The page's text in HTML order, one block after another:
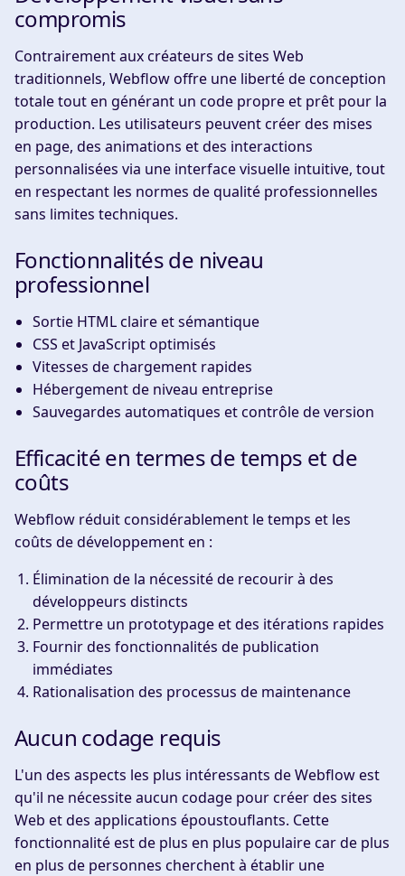
compromis
Contrairement aux créateurs de sites Web
traditionnels, Webflow offre une liberté de conception
totale tout en générant un code propre et prêt pour la
production. Les utilisateurs peuvent créer des mises
en page, des animations et des interactions
personnalisées via une interface visuelle intuitive, tout
en respectant les normes de qualité professionnelles
sans limites techniques.
Fonctionnalités de niveau
professionnel
Sortie HTML claire et sémantique
CSS et JavaScript optimisés
Vitesses de chargement rapides
Hébergement de niveau entreprise
Sauvegardes automatiques et contrôle de version
Efficacité en termes de temps et de
coûts
Webflow réduit considérablement le temps et les
coûts de développement en :
Élimination de la nécessité de recourir à des
développeurs distincts
Permettre un prototypage et des itérations rapides
Fournir des fonctionnalités de publication
immédiates
Rationalisation des processus de maintenance
Aucun codage requis
L'un des aspects les plus intéressants de Webflow est
qu'il ne nécessite aucun codage pour créer des sites
Web et des applications époustouflants. Cette
fonctionnalité est de plus en plus populaire car de plus
en plus de personnes cherchent à établir une